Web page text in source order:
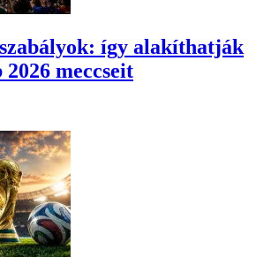
így alakíthatják
meccseit